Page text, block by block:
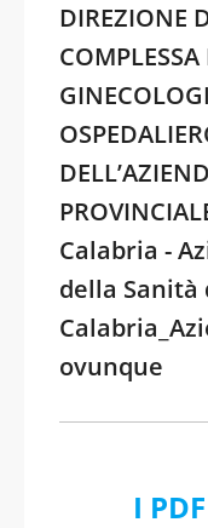
DIREZIONE
Calabria -
della Sanità
ovunque
I